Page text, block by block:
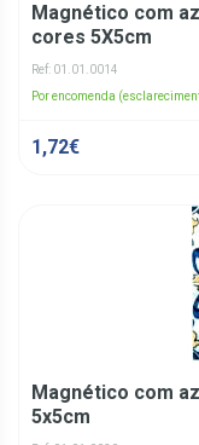
Magnético com
cores 5X5cm
Ref: 01.01.0014
Por encomenda
1,72€
Magnético com
5x5cm